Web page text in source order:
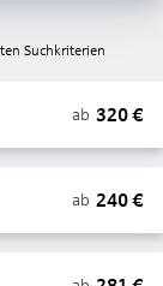
Suchkriterien
ab 320€
ab 240€